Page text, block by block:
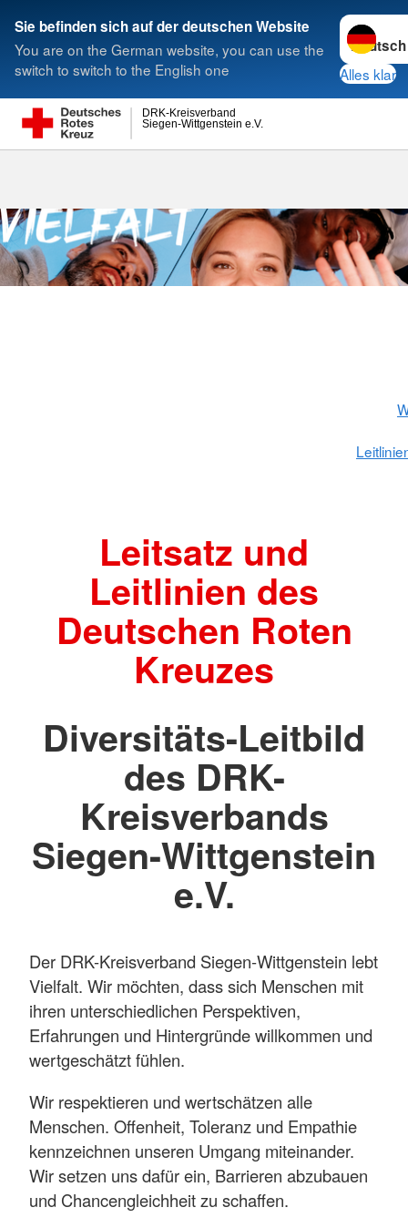
Sie befinden sich auf der deutschen Website
You are on the German website, you can use the
switch to switch to the English one
Sprache
Alles klar
Siegen-Wittgenstein e.V.
DRK-Kreisverband
Suche
Leitsatz und
Leitlinien des
Deutschen Roten
Kreuzes
Diversitäts-Leitbild
des DRK-
Kreisverbands
Siegen-Wittgenstein
e.V.
Der DRK-Kreisverband Siegen-Wittgenstein lebt
Vielfalt. Wir möchten, dass sich Menschen mit
ihren unterschiedlichen Perspektiven,
Erfahrungen und Hintergründe willkommen und
wertgeschätzt fühlen.
Wir respektieren und wertschätzen alle
Menschen. Offenheit, Toleranz und Empathie
kennzeichnen unseren Umgang miteinander.
Wir setzen uns dafür ein, Barrieren abzubauen
und Chancengleichheit zu schaffen.